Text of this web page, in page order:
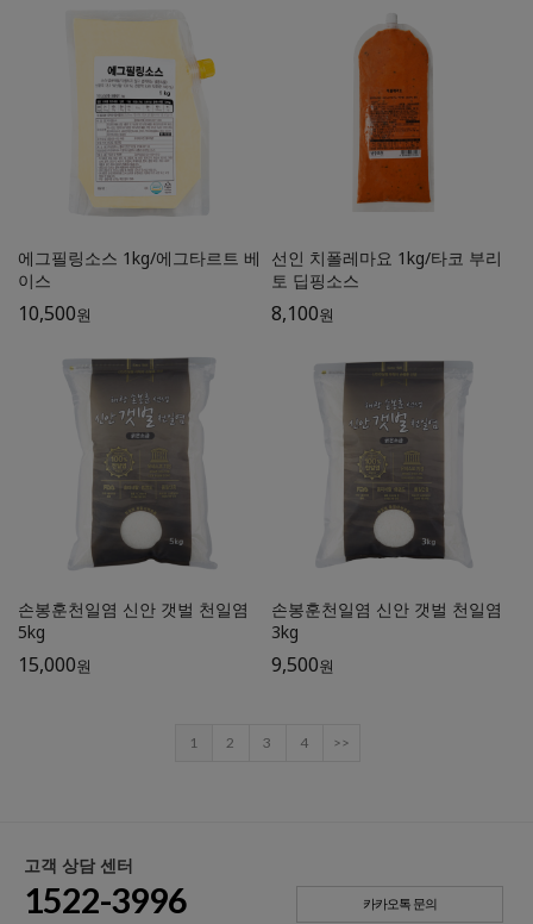
에그필링소스 1kg/에그타르트 베
이스
10,500원
선인 치폴레마요 1kg/타코 부리
토 딥핑소스
8,100원
손봉훈천일염 신안 갯벌 천일염
5kg
15,000원
손봉훈천일염 신안 갯벌 천일염
3kg
9,500원
1 2 3 4 >>
고객 상담 센터
1522-3996 카카오톡 문의